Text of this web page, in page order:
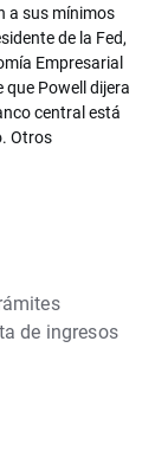
a sus mínimos
de la Fed,
Empresarial
Powell dijera
central está
Otros
de ingresos